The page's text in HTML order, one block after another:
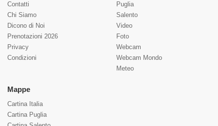
Contatti
Chi Siamo
Dicono di Noi
Prenotazioni 2026
Privacy
Condizioni
Puglia
Salento
Video
Foto
Webcam
Webcam Mondo
Meteo
Mappe
Cartina Italia
Cartina Puglia